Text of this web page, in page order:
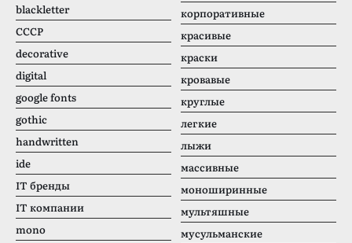
blackletter
CCCР
decorative
digital
google fonts
gothic
handwritten
ide
IT бренды
IT компании
mono
корпоративные
красивые
краски
кровавые
круглые
легкие
лыжи
массивные
моноширинные
мультяшные
мусульманские